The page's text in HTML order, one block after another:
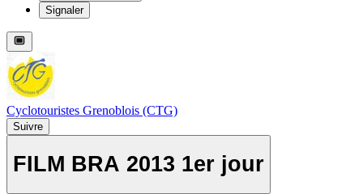
Signaler
Cyclotouristes Grenoblois (CTG)
Suivre
FILM BRA 2013 1er jour